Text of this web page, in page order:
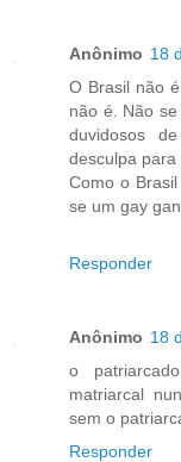
Anônimo 18
O Brasil não
não é. Não
duvidosos
desculpa para
Como o
se um gay
Responder
Anônimo 18
o
matriarcal
sem o
Responder